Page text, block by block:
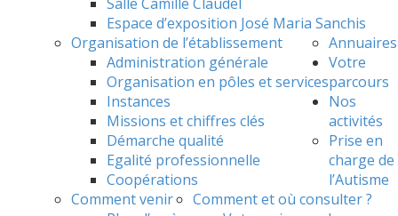
Espace d’exposition José Maria Sanchis
Organisation de l’établissement
Administration générale
Organisation en pôles et services
Instances
Missions et chiffres clés
Démarche qualité
Egalité professionnelle
Coopérations
Annuaires
Comment venir
Votre
parcours
Comment et où consulter ?
Nos
activités
Prise en
charge de
l’Autisme